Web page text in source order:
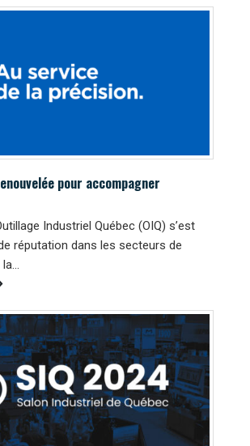
pour accompagner
Industriel Québec (OIQ) s’est
réputation dans les secteurs de